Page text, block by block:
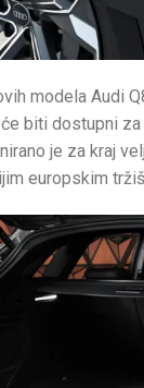
modela Audi
biti dostupni za
je za kraj
europskim